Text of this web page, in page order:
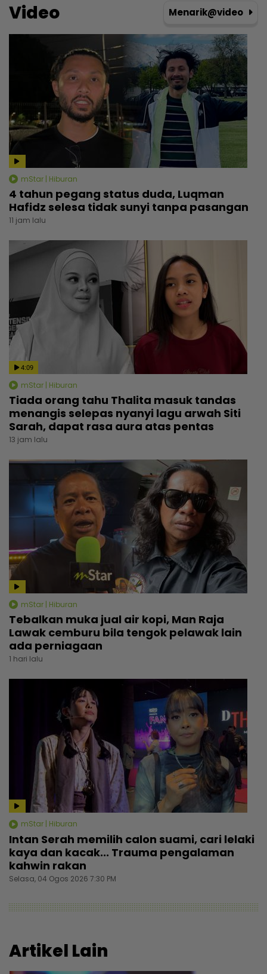
Video Menarik@video
mStar | Hiburan
4 tahun pegang status duda, Luqman
Hafidz selesa tidak sunyi tanpa pasangan
11 jam lalu
4:09
mStar | Hiburan
Tiada orang tahu Thalita masuk tandas
menangis selepas nyanyi lagu arwah Siti
Sarah, dapat rasa aura atas pentas
13 jam lalu
mStar | Hiburan
Tebalkan muka jual air kopi, Man Raja
Lawak cemburu bila tengok pelawak lain
ada perniagaan
1 hari lalu
mStar | Hiburan
Intan Serah memilih calon suami, cari lelaki
kaya dan kacak... Trauma pengalaman
kahwin rakan
Selasa, 04 Ogos 2026 7:30 PM
Artikel Lain